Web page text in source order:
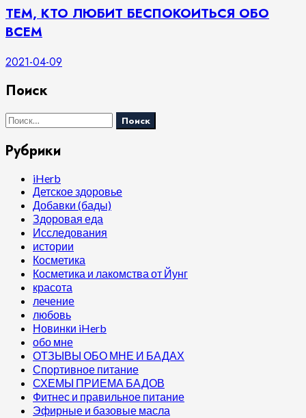
ТЕМ, КТО ЛЮБИТ БЕСПОКОИТЬСЯ ОБО
ВСЕМ
2021-04-09
Поиск
Найти:
Рубрики
iHerb
Детское здоровье
Добавки (бады)
Здоровая еда
Исследования
истории
Косметика
Косметика и лакомства от Йунг
красота
лечение
любовь
Новинки iHerb
обо мне
ОТЗЫВЫ ОБО МНЕ И БАДАХ
Спортивное питание
СХЕМЫ ПРИЕМА БАДОВ
Фитнес и правильное питание
Эфирные и базовые масла